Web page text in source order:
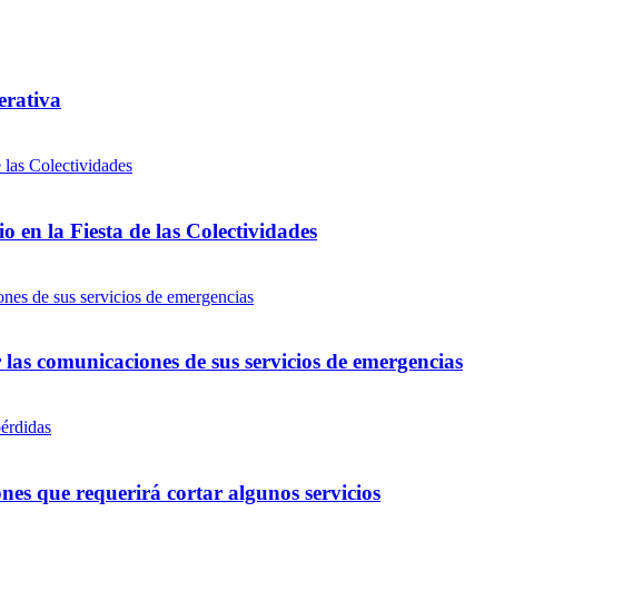
la Fiesta de las Colectividades
comunicaciones de sus servicios de emergencias
que requerirá cortar algunos servicios